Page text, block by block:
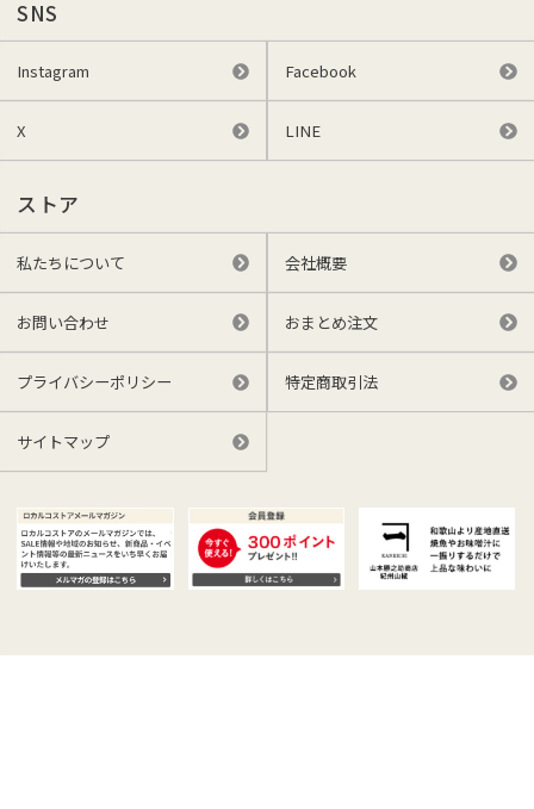
SNS
Instagram Facebook
X LINE
ストア
私たちについて 会社概要
お問い合わせ おまとめ注文
プライバシーポリシー 特定商取引法
サイトマップ